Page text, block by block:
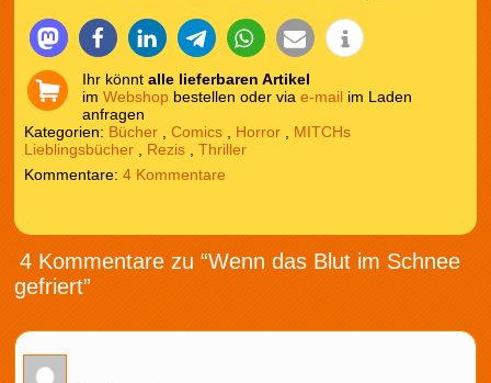
Ihr könnt alle lieferbaren Artikel
im Webshop bestellen oder via e-mail im Laden
anfragen
Kategorien: Bücher, Comics, Horror, MITCHs
Lieblingsbücher, Rezis, Thriller
4 Kommentare
4 Kommentare zu “Wenn das Blut im Schnee
gefriert”